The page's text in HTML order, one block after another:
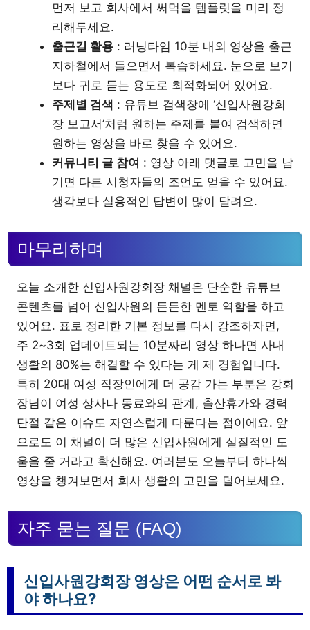
먼저 보고 회사에서 써먹을 템플릿을 미리 정
리해두세요.
출근길 활용 : 러닝타임 10분 내외 영상을 출근
지하철에서 들으면서 복습하세요. 눈으로 보기
보다 귀로 듣는 용도로 최적화되어 있어요.
주제별 검색 : 유튜브 검색창에 ‘신입사원강회
장 보고서’처럼 원하는 주제를 붙여 검색하면
원하는 영상을 바로 찾을 수 있어요.
커뮤니티 글 참여 : 영상 아래 댓글로 고민을 남
기면 다른 시청자들의 조언도 얻을 수 있어요.
생각보다 실용적인 답변이 많이 달려요.
마무리하며
오늘 소개한 신입사원강회장 채널은 단순한 유튜브
콘텐츠를 넘어 신입사원의 든든한 멘토 역할을 하고
있어요. 표로 정리한 기본 정보를 다시 강조하자면,
주 2~3회 업데이트되는 10분짜리 영상 하나면 사내
생활의 80%는 해결할 수 있다는 게 제 경험입니다.
특히 20대 여성 직장인에게 더 공감 가는 부분은 강회
장님이 여성 상사나 동료와의 관계, 출산휴가와 경력
단절 같은 이슈도 자연스럽게 다룬다는 점이에요. 앞
으로도 이 채널이 더 많은 신입사원에게 실질적인 도
움을 줄 거라고 확신해요. 여러분도 오늘부터 하나씩
영상을 챙겨보면서 회사 생활의 고민을 덜어보세요.
자주 묻는 질문 (FAQ)
신입사원강회장 영상은 어떤 순서로 봐
야 하나요?